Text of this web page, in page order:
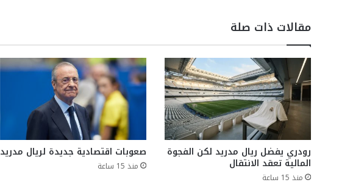
مقالات ذات صلة
رودري يفضل ريال مدريد لكن الفجوة
المالية تعقد الانتقال
منذ 15 ساعة
صعوبات اقتصادية جديدة لريال مدريد
منذ 15 ساعة